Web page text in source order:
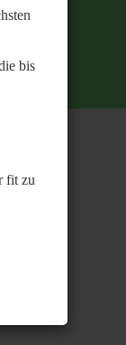
bis
fit zu